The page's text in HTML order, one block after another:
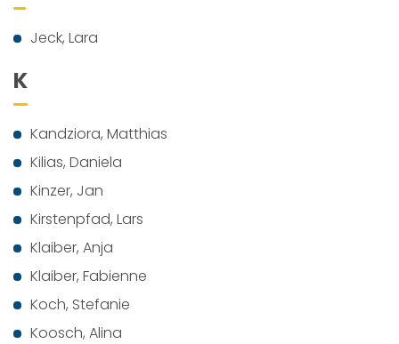
Jeck, Lara
K
Kandziora, Matthias
Kilias, Daniela
Kinzer, Jan
Kirstenpfad, Lars
Klaiber, Anja
Klaiber, Fabienne
Koch, Stefanie
Koosch, Alina